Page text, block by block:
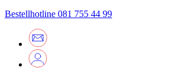
Bestellhotline 081 755 44 99